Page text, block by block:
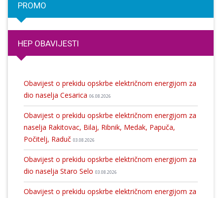
PROMO
HEP OBAVIJESTI
Obavijest o prekidu opskrbe električnom energijom za
dio naselja Cesarica 06.08.2026
Obavijest o prekidu opskrbe električnom energijom za
naselja Rakitovac, Bilaj, Ribnik, Medak, Papuča,
Počitelj, Raduč 03.08.2026
Obavijest o prekidu opskrbe električnom energijom za
dio naselja Staro Selo 03.08.2026
Obavijest o prekidu opskrbe električnom energijom za